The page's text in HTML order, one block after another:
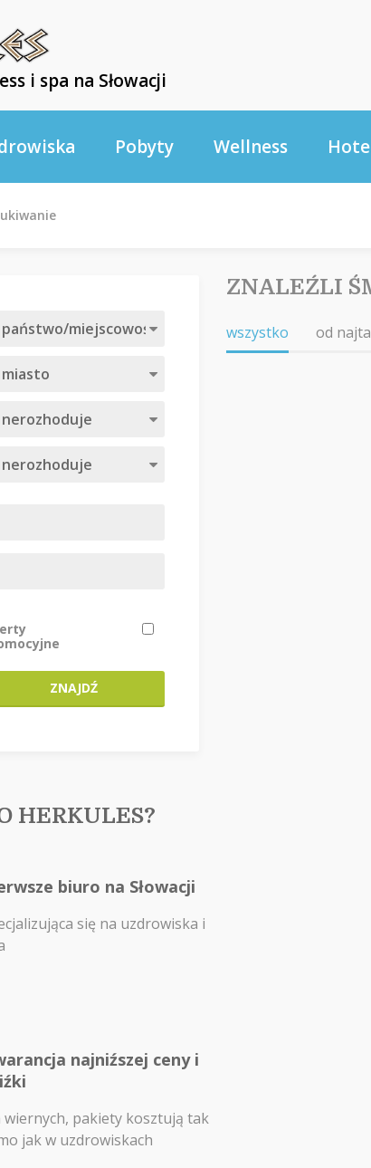
i spa na Słowacji
Pobyty Wellness
ZNAJDŹ
HERKULES?
biuro na Słowacji
się na uzdrowiska i
najniźszej ceny i
wiernych, pakiety kosztują tak
jak w uzdrowiskach
ZNALEŹLI
wszystko od